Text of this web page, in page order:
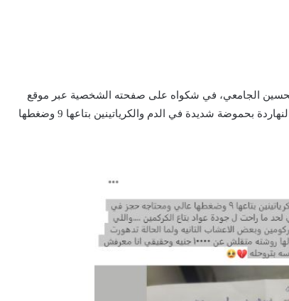
الجامعي، في شكواه على صفحته الشخصية عبر موقع
التواصل الاجتماعي، فيس بوك: جالي مريضة كلى النهاردة بحموضة شديدة في الدم والكرياتينين بتاعها 9 وضغطها